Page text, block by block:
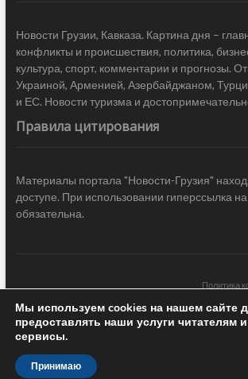
Новости Грузии, Кавказа. Картина дня –
конфликты и происшествия, политика,
культура, спорт, комментарии и прогнозы.
Украиной, Арменией, Азербайджаном,
и ЕС. Новости туризма и
Правила цитирования
Материалы портала "Новости-Грузия"
доступе. При использовании гиперссылка
обязательна.
Политика
Новости Грузии
| Black Sea Press LTD © 2020 All
Design & development —
Мы используем cookies на нашем сайте
предоставлять наши услуги читателям
сервисы.
Принимаю